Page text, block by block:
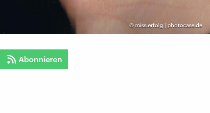
© miss.erfolg | photocase.de
Abonnieren